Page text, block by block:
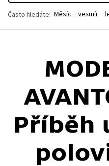
Často hledáte: Měsíc vesmír
Příběh